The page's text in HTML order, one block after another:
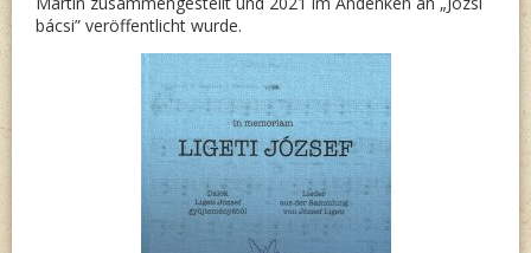
bácsi” veröffentlicht wurde.